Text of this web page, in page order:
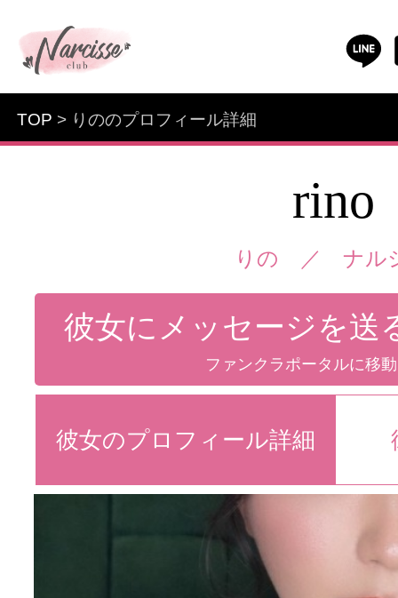
TOP > りののプロフィール詳細
rino
りの ／ ナル
彼女にメッセージを送
ファンクラポータルに移
彼女のプロフィール詳細